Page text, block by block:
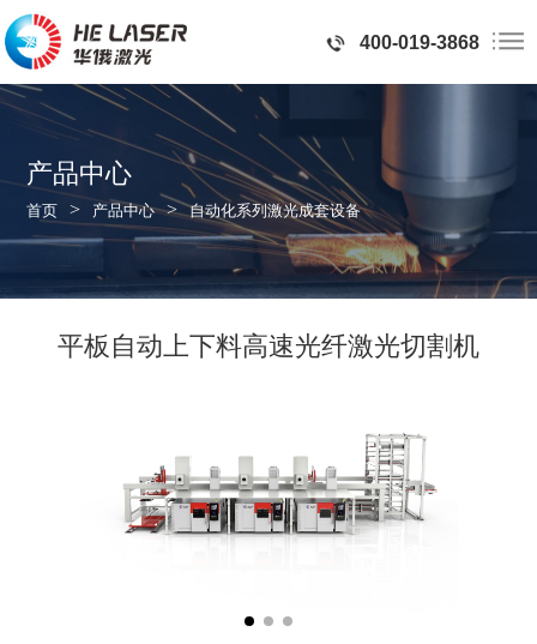
400-019-3868
产品中心
首页 > 产品中心 > 自动化系列激光成套设备
平板自动上下料高速光纤激光切割机